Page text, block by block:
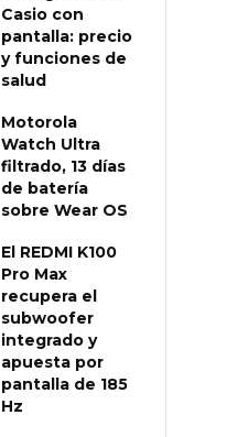
Casio con
pantalla: precio
y funciones de
salud
Motorola
Watch Ultra
filtrado, 13 días
de batería
sobre Wear OS
El REDMI K100
Pro Max
recupera el
subwoofer
integrado y
apuesta por
pantalla de 185
Hz